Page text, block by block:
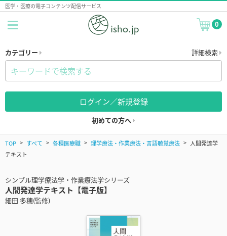
医学・医療の電子コンテンツ配信サービス
0
カテゴリー 詳細検索
ログイン／新規登録
初めての方へ
TOP すべて 各種医療職 理学療法・作業療法・言語聴覚療法
人間発達学
テキスト
シンプル理学療法学・作業療法学シリーズ
人間発達学テキスト【電子版】
細田 多穂(監修)